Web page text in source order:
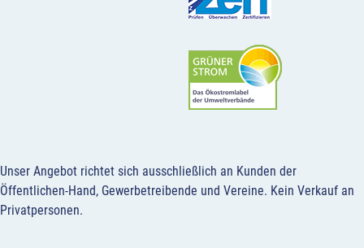
Unser Angebot richtet sich ausschließlich an Kunden der
Öffentlichen-Hand, Gewerbetreibende und Vereine. Kein Verkauf an
Privatpersonen.